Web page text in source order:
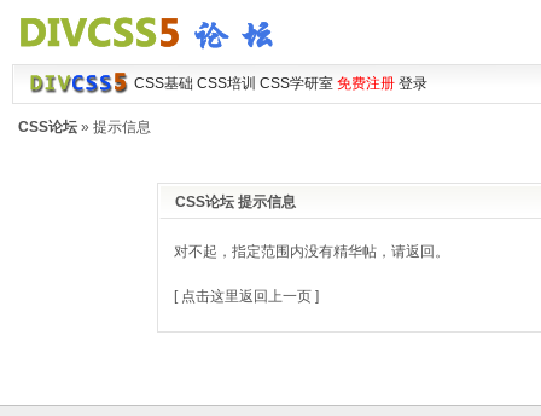
CSS基础 CSS培训 CSS学研室 免费注册 登录
CSS论坛» 提示信息
CSS论坛 提示信息
对不起，指定范围内没有精华帖，请返回。
[ 点击这里返回上一页 ]